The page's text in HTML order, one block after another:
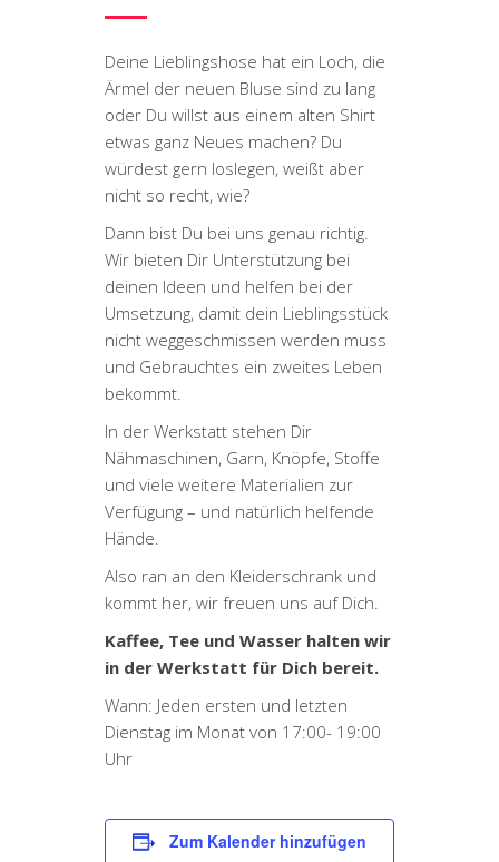
Deine Lieblingshose hat ein Loch, die
Ärmel der neuen Bluse sind zu lang
oder Du willst aus einem alten Shirt
etwas ganz Neues machen? Du
würdest gern loslegen, weißt aber
nicht so recht, wie?
Dann bist Du bei uns genau richtig.
Wir bieten Dir Unterstützung bei
deinen Ideen und helfen bei der
Umsetzung, damit dein Lieblingsstück
nicht weggeschmissen werden muss
und Gebrauchtes ein zweites Leben
bekommt.
In der Werkstatt stehen Dir
Nähmaschinen, Garn, Knöpfe, Stoffe
und viele weitere Materialien zur
Verfügung – und natürlich helfende
Hände.
Also ran an den Kleiderschrank und
kommt her, wir freuen uns auf Dich.
Kaffee, Tee und Wasser halten wir
in der Werkstatt für Dich bereit.
Wann: Jeden ersten und letzten
Dienstag im Monat von 17:00- 19:00
Uhr
Zum Kalender hinzufügen